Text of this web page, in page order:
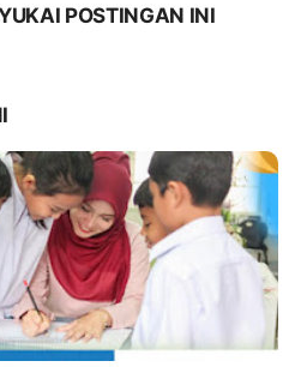
POSTINGAN INI